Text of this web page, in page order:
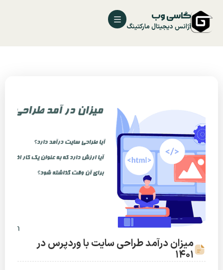
گاسی وب
آژانس دیجیتال مارکتینگ
میزان درآمد طراحی سایت با وردپرس در
1401